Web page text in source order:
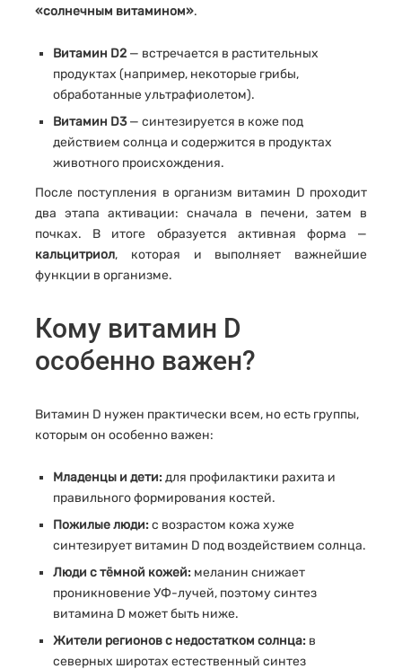
«солнечным витамином».
Витамин D2 — встречается в растительных
продуктах (например, некоторые грибы,
обработанные ультрафиолетом).
Витамин D3— синтезируется в коже под
действием солнца и содержится в продуктах
животного происхождения.
После поступления в организм витамин D проходит
два этапа активации: сначала в печени, затем в
почках. В итоге образуется активная форма —
кальцитриол, которая и выполняет важнейшие
функции в организме.
Кому витамин D
особенно важен?
Витамин D нужен практически всем, но есть группы,
которым он особенно важен:
Младенцы и дети:для профилактики рахита и
правильного формирования костей.
Пожилые люди:с возрастом кожа хуже
синтезирует витамин D под воздействием солнца.
Люди с тёмной кожей: меланин снижает
проникновение УФ-лучей, поэтому синтез
витамина D может быть ниже.
Жители регионов с недостатком солнца: в
северных широтах естественный синтез